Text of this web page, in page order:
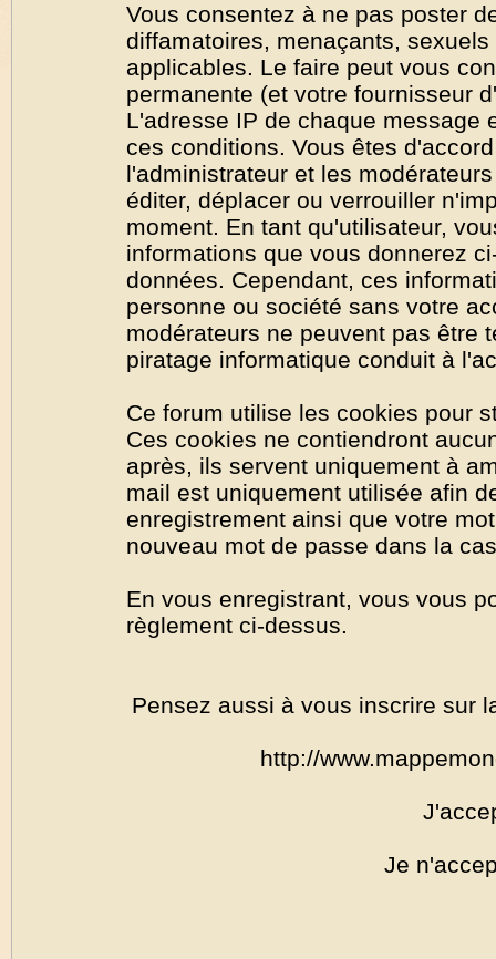
Vous consentez à ne pas poster
diffamatoires, menaçants,
applicables. Le faire peut vous
permanente (et votre fournisseur
L'adresse IP de chaque message
ces conditions. Vous êtes
l'administrateur et les
éditer, déplacer ou verrouiller
moment. En tant qu'utilisateur,
informations que vous donnerez
données. Cependant, ces
personne ou société sans votre
modérateurs ne peuvent pas être
piratage informatique conduit à
Ce forum utilise les cookies pour
Ces cookies ne contiendront
après, ils servent uniquement à
mail est uniquement utilisée afin
enregistrement ainsi que votre
nouveau mot de passe dans la
En vous enregistrant, vous vous
règlement ci-dessus.
Pensez aussi à vous inscrire sur
http://
Je